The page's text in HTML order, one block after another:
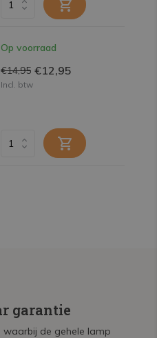
Op voorraad
€14,95 €12,95
Incl. btw
garantie
waarbij de gehele lamp